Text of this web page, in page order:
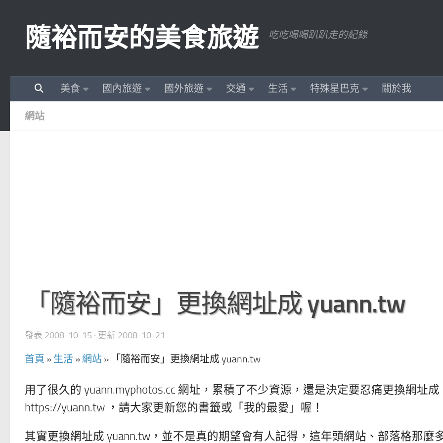
隨裕而安的美食旅遊 吃吃喝喝趴趴走的紀錄
美食 國內旅遊 國外旅遊 交通 生活 特殊星巴克 關於我
網站
「隨裕而安」更換網址成 yuann.tw
發表 2008-10-15 · 更新 2008-10-21
首頁 » 生活 » 網站 » 「隨裕而安」更換網址成 yuann.tw
用了很久的 yuann.myphotos.cc 網址，累積了不少資源，還是決定要忍痛更換網址成
https://yuann.tw ，請大家更新您的書籤或「我的最愛」喔！
其實更換網址成 yuann.tw，並不是真的期望會有人記得，這年頭網站、部落格那麼